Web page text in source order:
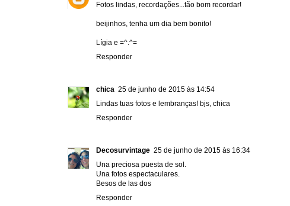
Fotos lindas, recordações...tão bom recordar!
beijinhos, tenha um dia bem bonito!
Lígia e =^.^=
Responder
chica 25 de junho de 2015 às 14:54
Lindas tuas fotos e lembranças! bjs, chica
Responder
Decosurvintage 25 de junho de 2015 às 16:34
Una preciosa puesta de sol.
Una fotos espectaculares.
Besos de las dos
Responder